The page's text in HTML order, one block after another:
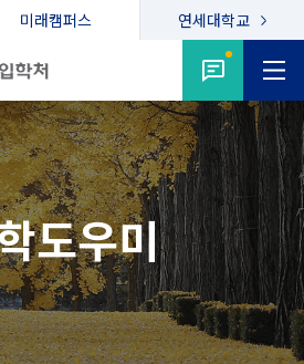
미래캠퍼스 연세대학교
도우미